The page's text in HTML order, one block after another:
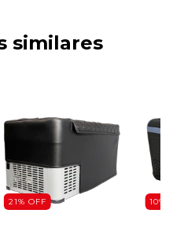
similares
21%OFF 10%